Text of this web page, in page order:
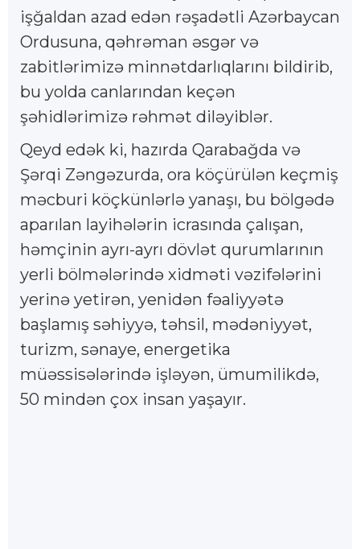
işğaldan azad edən rəşadətli Azərbaycan
Ordusuna, qəhrəman əsgər və
zabitlərimizə minnətdarlıqlarını bildirib,
bu yolda canlarından keçən
şəhidlərimizə rəhmət diləyiblər.
Qeyd edək ki, hazırda Qarabağda və
Şərqi Zəngəzurda, ora köçürülən keçmiş
məcburi köçkünlərlə yanaşı, bu bölgədə
aparılan layihələrin icrasında çalışan,
həmçinin ayrı-ayrı dövlət qurumlarının
yerli bölmələrində xidməti vəzifələrini
yerinə yetirən, yenidən fəaliyyətə
başlamış səhiyyə, təhsil, mədəniyyət,
turizm, sənaye, energetika
müəssisələrində işləyən, ümumilikdə,
50 mindən çox insan yaşayır.